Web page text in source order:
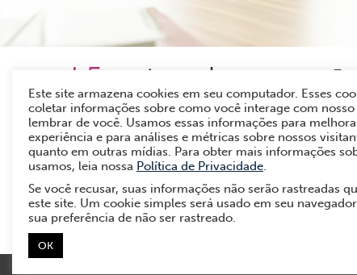
11
Este site armazena cookies em seu computador. Esses
coletar informações sobre como você interage com
lembrar de você. Usamos essas informações para
experiência e para análises e métricas sobre nossos
quanto em outras mídias. Para obter mais informações
usamos, leia nossa Política de Privacidade.
Se você recusar, suas informações não serão rastreadas
este site. Um cookie simples será usado em seu
sua preferência de não ser rastreado.
OK